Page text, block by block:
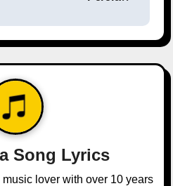
Song Lyrics
lover with over 10 years